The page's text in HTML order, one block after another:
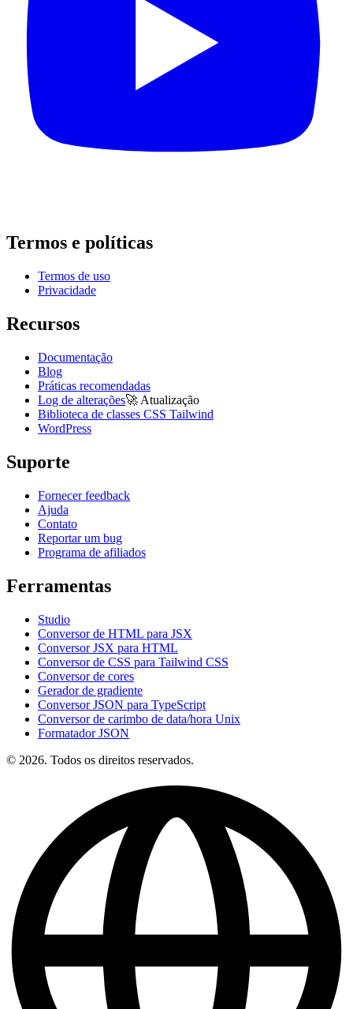
Termos e políticas
Termos de uso
Privacidade
Recursos
Documentação
Blog
Práticas recomendadas
Log de alterações🚀 Atualização
Biblioteca de classes CSS Tailwind
WordPress
Suporte
Fornecer feedback
Ajuda
Contato
Reportar um bug
Programa de afiliados
Ferramentas
Studio
Conversor de HTML para JSX
Conversor JSX para HTML
Conversor de CSS para Tailwind CSS
Conversor de cores
Gerador de gradiente
Conversor JSON para TypeScript
Conversor de carimbo de data/hora Unix
Formatador JSON
© 2026. Todos os direitos reservados.